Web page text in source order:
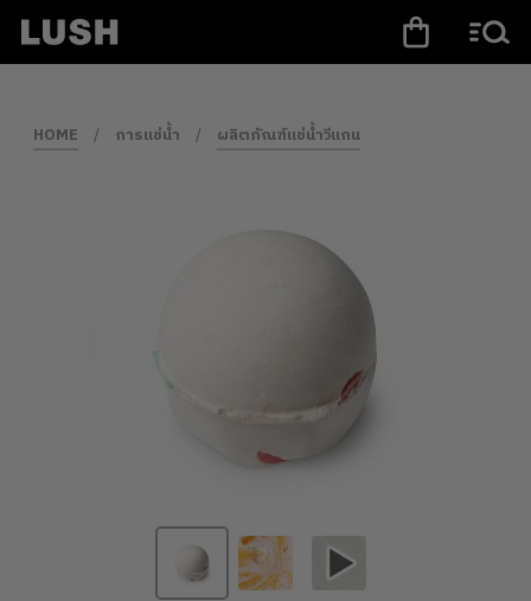
HOME / การแช่น้ำ / ผลิตภัณฑ์แช่น้ำวีแกน